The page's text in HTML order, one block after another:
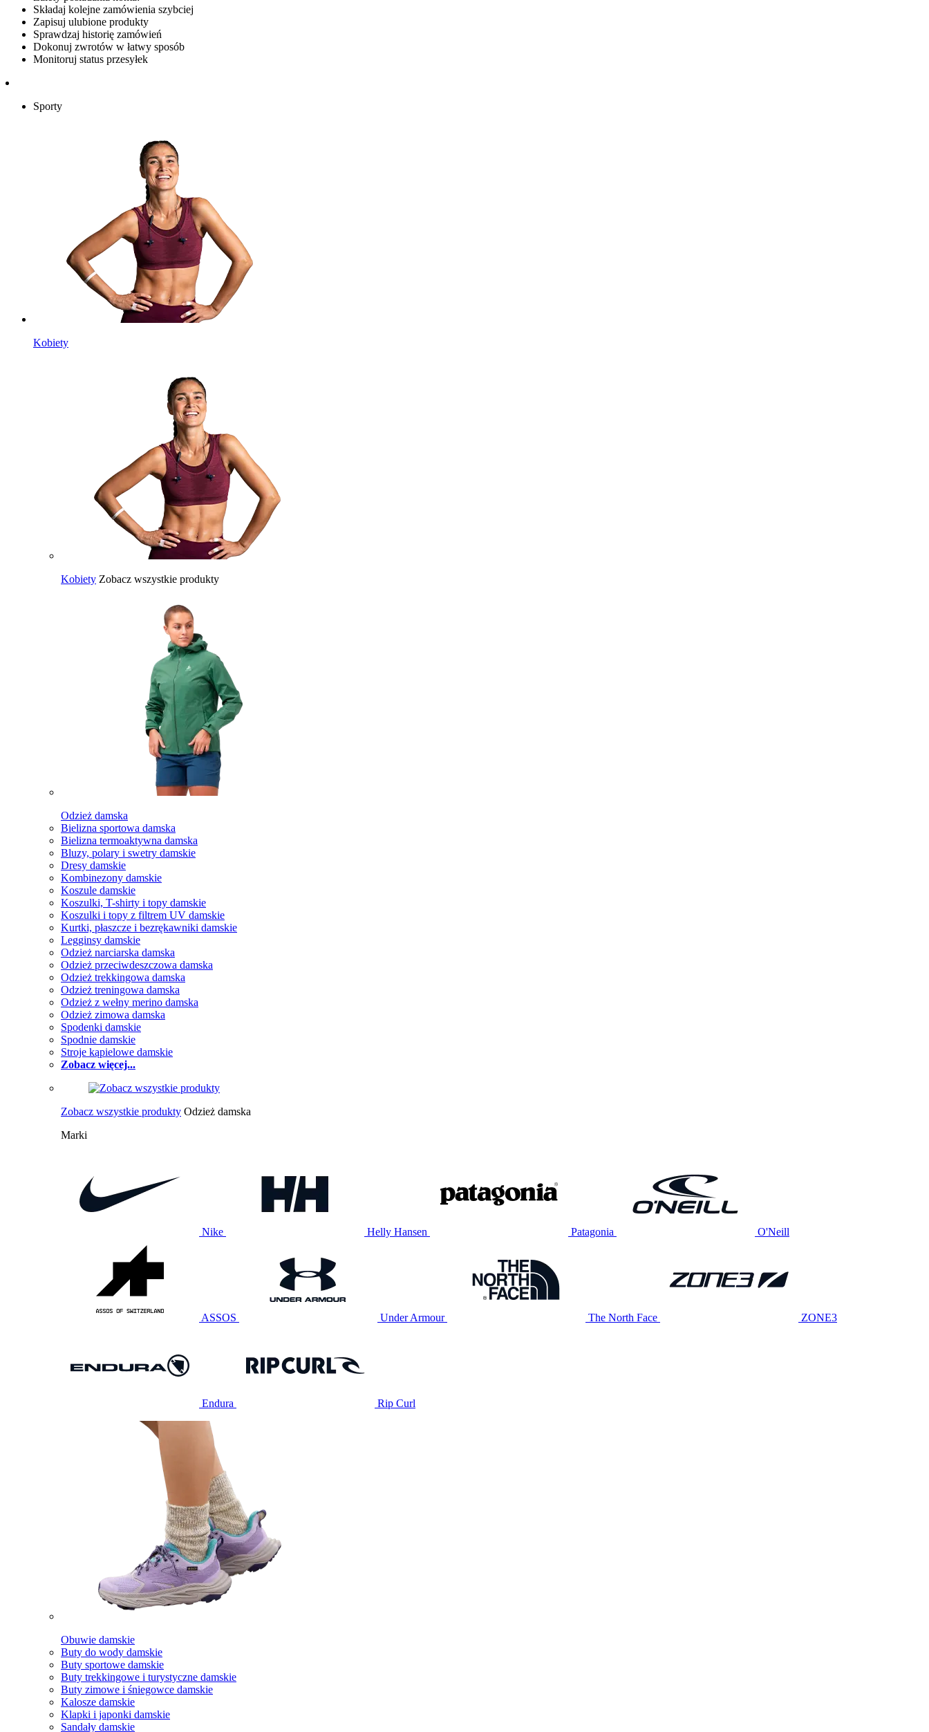
Składaj kolejne zamówienia szybciej
Zapisuj ulubione produkty
Sprawdzaj historię zamówień
Dokonuj zwrotów w łatwy sposób
Monitoruj status przesyłek
Sporty
Kobiety
Kobiety Zobacz wszystkie produkty
Odzież damska
Bielizna sportowa damska
Bielizna termoaktywna damska
Bluzy, polary i swetry damskie
Dresy damskie
Kombinezony damskie
Koszule damskie
Koszulki, T-shirty i topy damskie
Koszulki i topy z filtrem UV damskie
Kurtki, płaszcze i bezrękawniki damskie
Legginsy damskie
Odzież narciarska damska
Odzież przeciwdeszczowa damska
Odzież trekkingowa damska
Odzież treningowa damska
Odzież z wełny merino damska
Odzież zimowa damska
Spodenki damskie
Spodnie damskie
Stroje kąpielowe damskie
Zobacz więcej...
Zobacz wszystkie produkty Odzież damska
Marki
Nike Helly Hansen Patagonia O'Neill
ASSOS Under Armour The North Face ZONE3
Endura Rip Curl
Obuwie damskie
Buty do wody damskie
Buty sportowe damskie
Buty trekkingowe i turystyczne damskie
Buty zimowe i śniegowce damskie
Kalosze damskie
Klapki i japonki damskie
Sandały damskie